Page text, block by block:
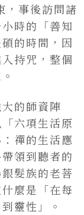
，事後訪問諸
時的「善知
的時間，因
持咒，整個
的師資陣
六項生活原
禪的生活應
領到聽者的
髮族的老菩
麼是「在每
靈性」。